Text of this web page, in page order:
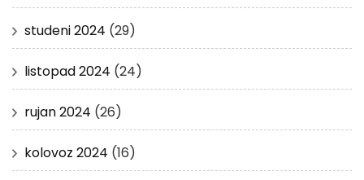
studeni 2024 (29)
listopad 2024 (24)
rujan 2024 (26)
kolovoz 2024 (16)